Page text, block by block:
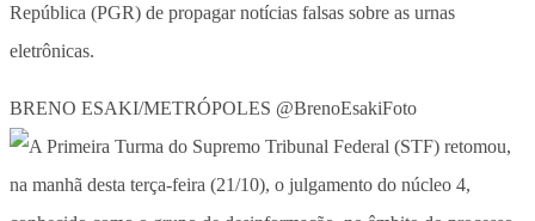
República (PGR) de propagar notícias falsas sobre as urnas
eletrônicas.
BRENO ESAKI/METRÓPOLES @BrenoEsakiFoto